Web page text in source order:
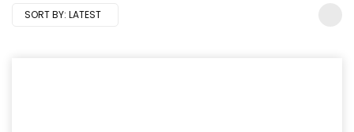
SORT BY: LATEST